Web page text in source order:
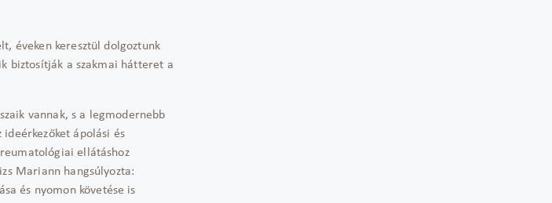
éveken keresztül dolgoztunk
biztosítják a szakmai hátteret a
vannak, s a legmodernebb
ápolási és
ellátáshoz
Mariann hangsúlyozta:
és nyomon követése is